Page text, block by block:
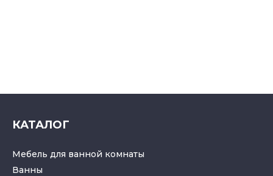
КАТАЛОГ
Мебель для ванной комнаты
Ванны